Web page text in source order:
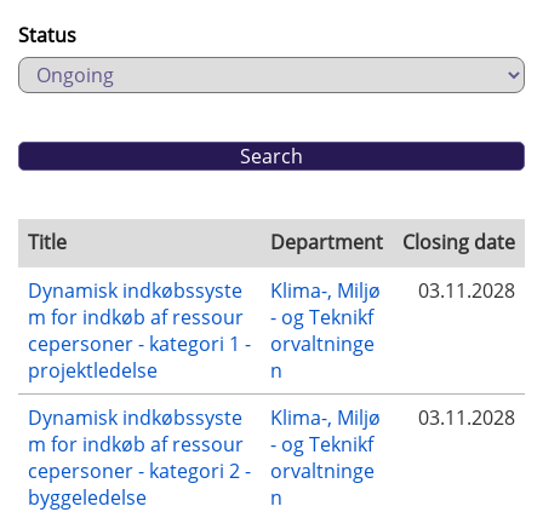
Status
Title Department
Closing date
Dynamisk indkøbssyste
m for indkøb af ressour
cepersoner - kategori 1 -
projektledelse
Klima-, Miljø
- og Teknikf
orvaltninge
n
03.11.2028
Dynamisk indkøbssyste
m for indkøb af ressour
cepersoner - kategori 2 -
byggeledelse
Klima-, Miljø
- og Teknikf
orvaltninge
n
03.11.2028